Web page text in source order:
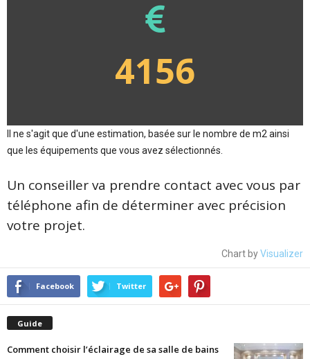
4156
Il ne s'agit que d'une estimation, basée sur le nombre de m2 ainsi
que les équipements que vous avez sélectionnés.
Un conseiller va prendre contact avec vous par
téléphone afin de déterminer avec précision
votre projet.
Chart byVisualizer
Facebook Twitter
Guide
Comment choisir l’éclairage de sa salle de bains